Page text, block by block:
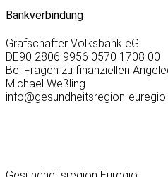
Bankverbindung
Grafschafter Volksbank eG
DE90 2806 9956 0570 1708 00
Bei Fragen zu finanziellen
Michael Weßling
info@gesundheitsregion-